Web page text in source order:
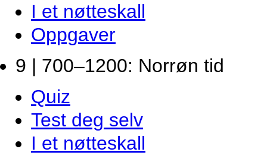
I et nøtteskall
Oppgaver
9 | 700–1200: Norrøn tid
Quiz
Test deg selv
I et nøtteskall